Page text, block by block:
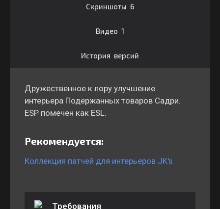
Скриншоты 6
Видео 1
История версий
Дружественное к лору улучшение
интерьера Подержанных товаров Садри.
ESP помечен как ESL.
Рекомендуется:
Коллекция патчей для интерьеров JK's
Требования